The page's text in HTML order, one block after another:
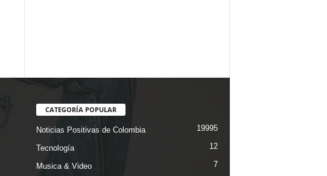
CATEGORÍA POPULAR
Noticias Positivas de Colombia 19995
Tecnología 12
Musica & Video 7